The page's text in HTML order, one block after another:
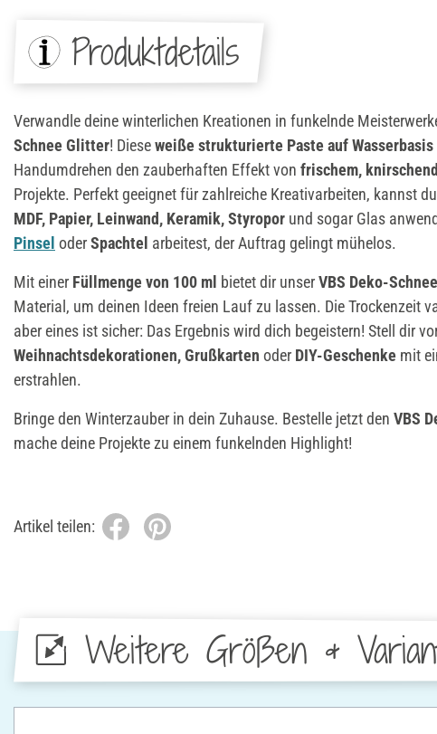
Produktdetails
Verwandle deine winterlichen Kreationen in funkelnde
Schnee Glitter! Dieseweiße strukturierte Paste auf Wasserbasis
Handumdrehen den zauberhaften Effekt von frischem,
Projekte. Perfekt geeignet für zahlreiche Kreativarbeiten, kannst
MDF, Papier, Leinwand, Keramik, Styropor und sogar Glas
Pinsel oderSpachtel arbeitest, der Auftrag gelingt mühelos.
Mit einer Füllmenge von 100 ml bietet dir unserVBS Deko-
Material, um deinen Ideen freien Lauf zu lassen. Die Trockenzeit
aber eines ist sicher: Das Ergebnis wird dich begeistern! Stell dir
Weihnachtsdekorationen, Grußkarten oder DIY-Geschenke mit
erstrahlen.
Bringe den Winterzauber in dein Zuhause. Bestelle jetzt den VBS
mache deine Projekte zu einem funkelnden Highlight!
Artikel teilen:
Weitere Größen &